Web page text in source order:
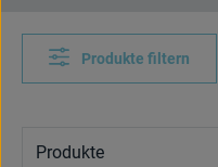
Produkte filtern